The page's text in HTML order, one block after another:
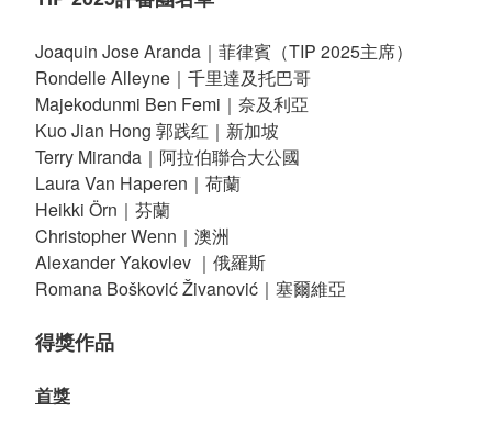
Joaquin Jose Aranda｜菲律賓（TIP 2025主席）
Rondelle Alleyne｜千里達及托巴哥
Majekodunmi Ben Femi｜奈及利亞
Kuo Jian Hong 郭践红｜新加坡
Terry Miranda｜阿拉伯聯合大公國
Laura Van Haperen｜荷蘭
Heikki Örn｜芬蘭
Christopher Wenn｜澳洲
Alexander Yakovlev ｜俄羅斯
Romana Bošković Živanović｜塞爾維亞
得獎作品
首獎